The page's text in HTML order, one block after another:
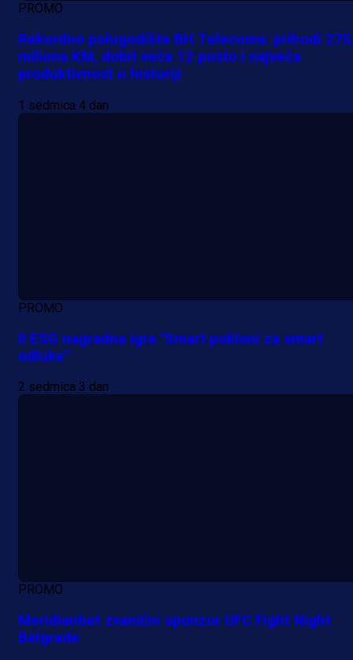
PROMO
Rekordno polugodište BH Telecoma: prihodi
miliona KM, dobit veća 12 posto i najveća
produktivnost u historiji
1 sedmica 4 dan
PROMO
II ESG nagradna igra "Smart pokloni za smart
odluke"
2 sedmica 3 dan
PROMO
Meridianbet zvanični sponzor UFC Fight Night
Belgrade